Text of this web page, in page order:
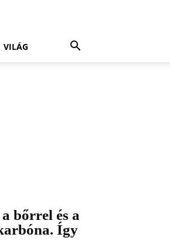
VILÁG
bőrrel és a
Így